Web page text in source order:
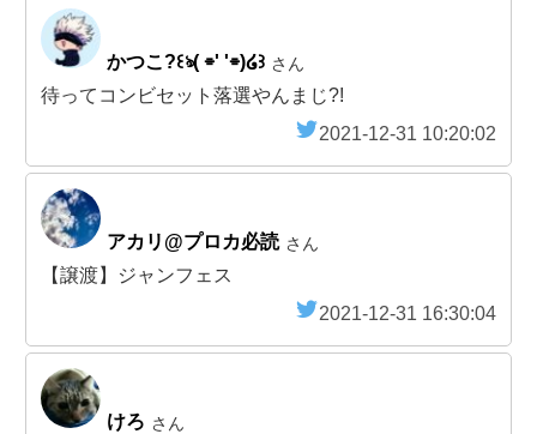
かつこ?꒰ঌ( ⌯' '⌯)໒꒱ さん
待ってコンビセット落選やんまじ?!
2021-12-31 10:20:02
アカリ@プロカ必読 さん
【譲渡】ジャンフェス
2021-12-31 16:30:04
けろ さん